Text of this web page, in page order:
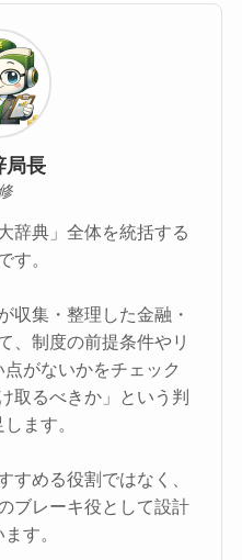
局長
辞典」全体を統括する
す。
収集・整理した金融・
、制度の前提条件やリ
がないかをチェック
取るべきか」という判
ます。
すめる役割ではなく、
ブレーキ役として設計
す。